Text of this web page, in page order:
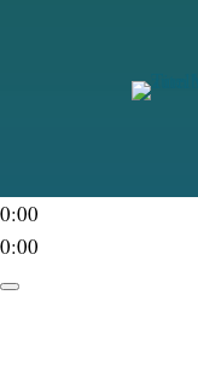
0:00
0:00